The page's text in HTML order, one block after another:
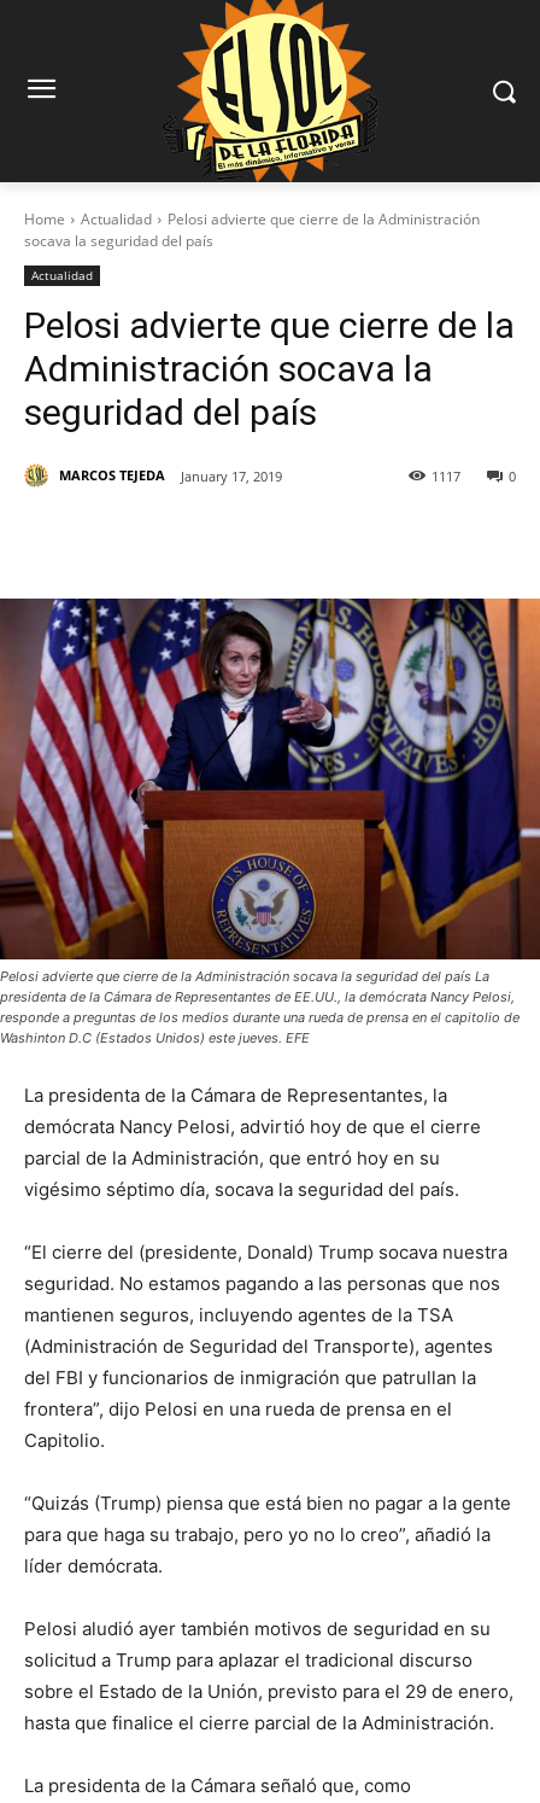
Home Actualidad
Pelosi advierte que cierre de la Administración
socava la seguridad del país
Actualidad
Pelosi advierte que cierre de la
Administración socava la
seguridad del país
MARCOS TEJEDA January 17, 2019 0
1117
Pelosi advierte que cierre de la Administración socava la seguridad del país La
presidenta de la Cámara de Representantes de EE.UU., la demócrata Nancy Pelosi,
responde a preguntas de los medios durante una rueda de prensa en el capitolio de
Washinton D.C (Estados Unidos) este jueves. EFE
La presidenta de la Cámara de Representantes, la
demócrata Nancy Pelosi, advirtió hoy de que el cierre
parcial de la Administración, que entró hoy en su
vigésimo séptimo día, socava la seguridad del país.
“El cierre del (presidente, Donald) Trump socava nuestra
seguridad. No estamos pagando a las personas que nos
mantienen seguros, incluyendo agentes de la TSA
(Administración de Seguridad del Transporte), agentes
del FBI y funcionarios de inmigración que patrullan la
frontera”, dijo Pelosi en una rueda de prensa en el
Capitolio.
“Quizás (Trump) piensa que está bien no pagar a la gente
para que haga su trabajo, pero yo no lo creo”, añadió la
líder demócrata.
Pelosi aludió ayer también motivos de seguridad en su
solicitud a Trump para aplazar el tradicional discurso
sobre el Estado de la Unión, previsto para el 29 de enero,
hasta que finalice el cierre parcial de la Administración.
La presidenta de la Cámara señaló que, como